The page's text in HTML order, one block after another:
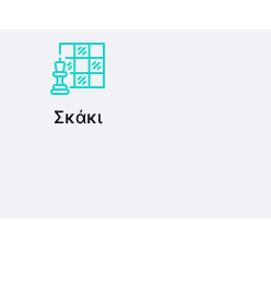
Σκάκι